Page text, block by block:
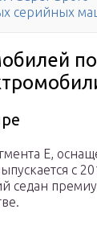
серийных
E,
с
седан